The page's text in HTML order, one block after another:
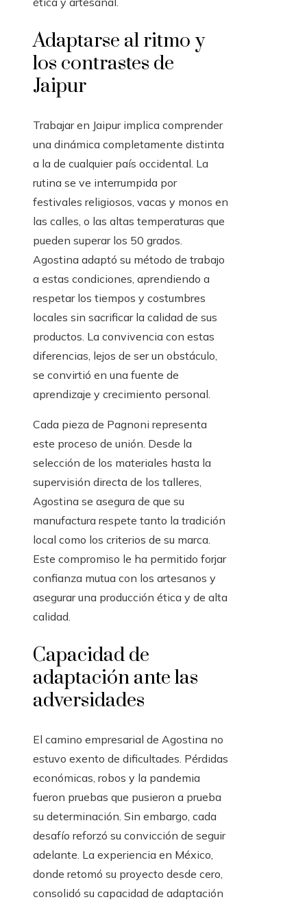
Adaptarse al ritmo y
los contrastes de
Jaipur
Trabajar en Jaipur implica comprender
una dinámica completamente distinta
a la de cualquier país occidental. La
rutina se ve interrumpida por
festivales religiosos, vacas y monos en
las calles, o las altas temperaturas que
pueden superar los 50 grados.
Agostina adaptó su método de trabajo
a estas condiciones, aprendiendo a
respetar los tiempos y costumbres
locales sin sacrificar la calidad de sus
productos. La convivencia con estas
diferencias, lejos de ser un obstáculo,
se convirtió en una fuente de
aprendizaje y crecimiento personal.
Cada pieza de Pagnoni representa
este proceso de unión. Desde la
selección de los materiales hasta la
supervisión directa de los talleres,
Agostina se asegura de que su
manufactura respete tanto la tradición
local como los criterios de su marca.
Este compromiso le ha permitido forjar
confianza mutua con los artesanos y
asegurar una producción ética y de alta
calidad.
Capacidad de
adaptación ante las
adversidades
El camino empresarial de Agostina no
estuvo exento de dificultades. Pérdidas
económicas, robos y la pandemia
fueron pruebas que pusieron a prueba
su determinación. Sin embargo, cada
desafío reforzó su convicción de seguir
adelante. La experiencia en México,
donde retomó su proyecto desde cero,
consolidó su capacidad de adaptación